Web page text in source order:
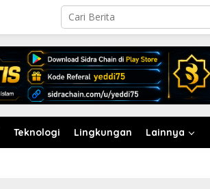
Teknologi Lingkungan Lainnya